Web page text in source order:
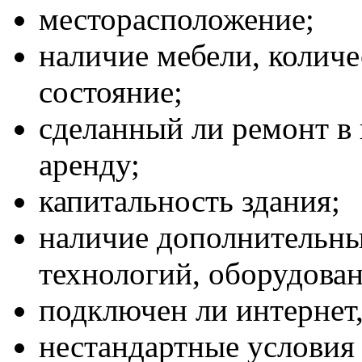
месторасположение;
наличие мебели,
состояние;
сделанный ли ремонт
аренду;
капитальность здания;
наличие
технологий,
подключен ли
нестандартные